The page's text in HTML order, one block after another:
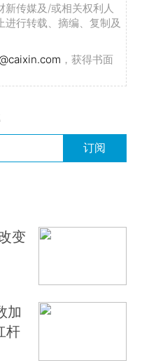
新传媒及/或相关权利人
行转载、摘编、复制及
，获得书面
订阅
变
加
杆